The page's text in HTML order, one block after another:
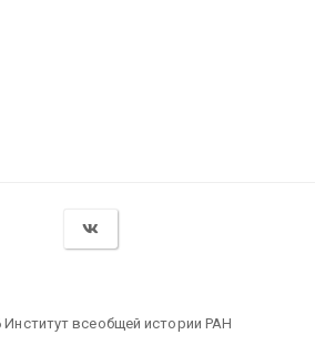
Институт всеобщей истории РАН